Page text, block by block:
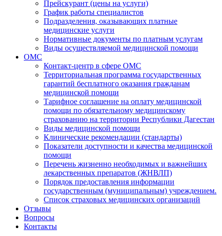
Прейскурант (цены на услуги)
График работы специалистов
Подразделения, оказывающих платные
медицинские услуги
Нормативные документы по платным услугам
Виды осуществляемой медицинской помощи
ОМС
Контакт-центр в сфере ОМС
Территориальная программа государственных
гарантий бесплатного оказания гражданам
медицинской помощи
Тарифное соглашение на оплату медицинской
помощи по обязательному медицинскому
страхованию на территории Республики Дагестан
Виды медицинской помощи
Клинические рекомендации (стандарты)
Показатели доступности и качества медицинской
помощи
Перечень жизненно необходимых и важнейших
лекарственных препаратов (ЖНВЛП)
Порядок предоставления информации
государственным (муниципальным) учреждением.
Список страховых медицинских организаций
Отзывы
Вопросы
Контакты